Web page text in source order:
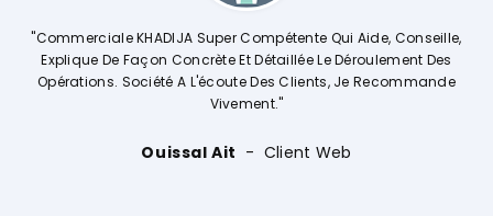
"Commerciale KHADIJA Super Compétente Qui Aide, Conseille,
Explique De Façon Concrète Et Détaillée Le Déroulement Des
Opérations. Société A L'écoute Des Clients, Je Recommande
Vivement."
Ouissal Ait Client Web